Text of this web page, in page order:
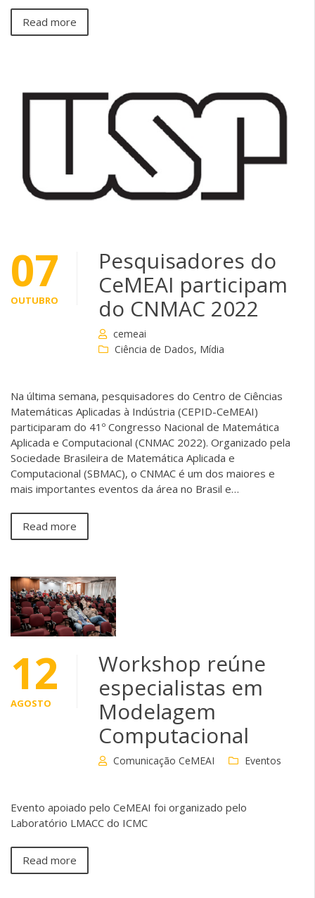
Read more
07
OUTUBRO
Pesquisadores do
CeMEAI participam
do CNMAC 2022
cemeai
Ciência de Dados, Mídia
Na última semana, pesquisadores do Centro de Ciências
Matemáticas Aplicadas à Indústria (CEPID-CeMEAI)
participaram do 41º Congresso Nacional de Matemática
Aplicada e Computacional (CNMAC 2022). Organizado pela
Sociedade Brasileira de Matemática Aplicada e
Computacional (SBMAC), o CNMAC é um dos maiores e
mais importantes eventos da área no Brasil e…
Read more
12
AGOSTO
Workshop reúne
especialistas em
Modelagem
Computacional
Comunicação CeMEAI Eventos
Evento apoiado pelo CeMEAI foi organizado pelo
Laboratório LMACC do ICMC
Read more